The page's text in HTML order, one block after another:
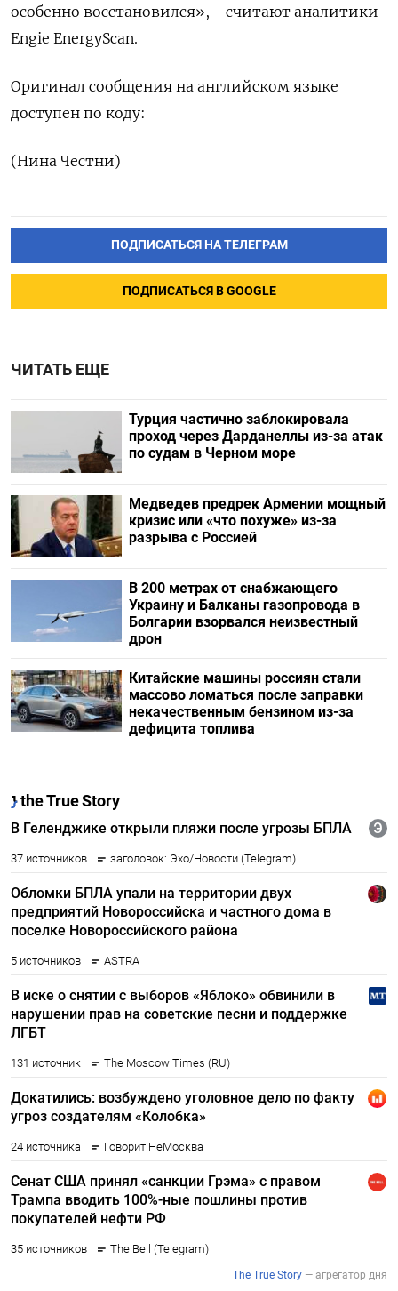
особенно восстановился», - считают аналитики
Engie EnergyScan.
Оригинал сообщения на английском языке
доступен по коду:
(Нина Честни)
ПОДПИСАТЬСЯ НА ТЕЛЕГРАМ
ПОДПИСАТЬСЯ В GOOGLE
ЧИТАТЬ ЕЩЕ
Турция частично заблокировала
проход через Дарданеллы из-за атак
по судам в Черном море
Медведев предрек Армении мощный
кризис или «что похуже» из-за
разрыва с Россией
В 200 метрах от снабжающего
Украину и Балканы газопровода в
Болгарии взорвался неизвестный
дрон
Китайские машины россиян стали
массово ломаться после заправки
некачественным бензином из-за
дефицита топлива